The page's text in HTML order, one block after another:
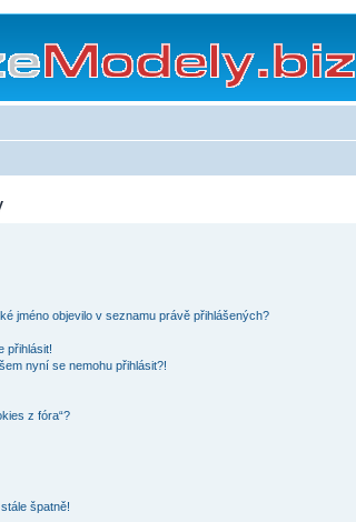
jméno objevilo v seznamu právě přihlášených?
přihlásit!
nyní se nemohu přihlásit?!
z fóra“?
špatně!